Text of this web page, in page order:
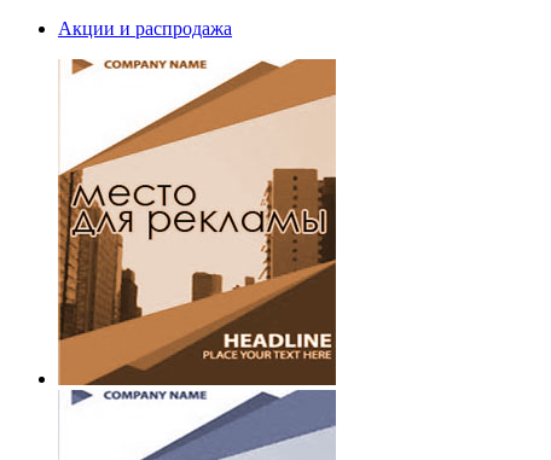
Акции и распродажа